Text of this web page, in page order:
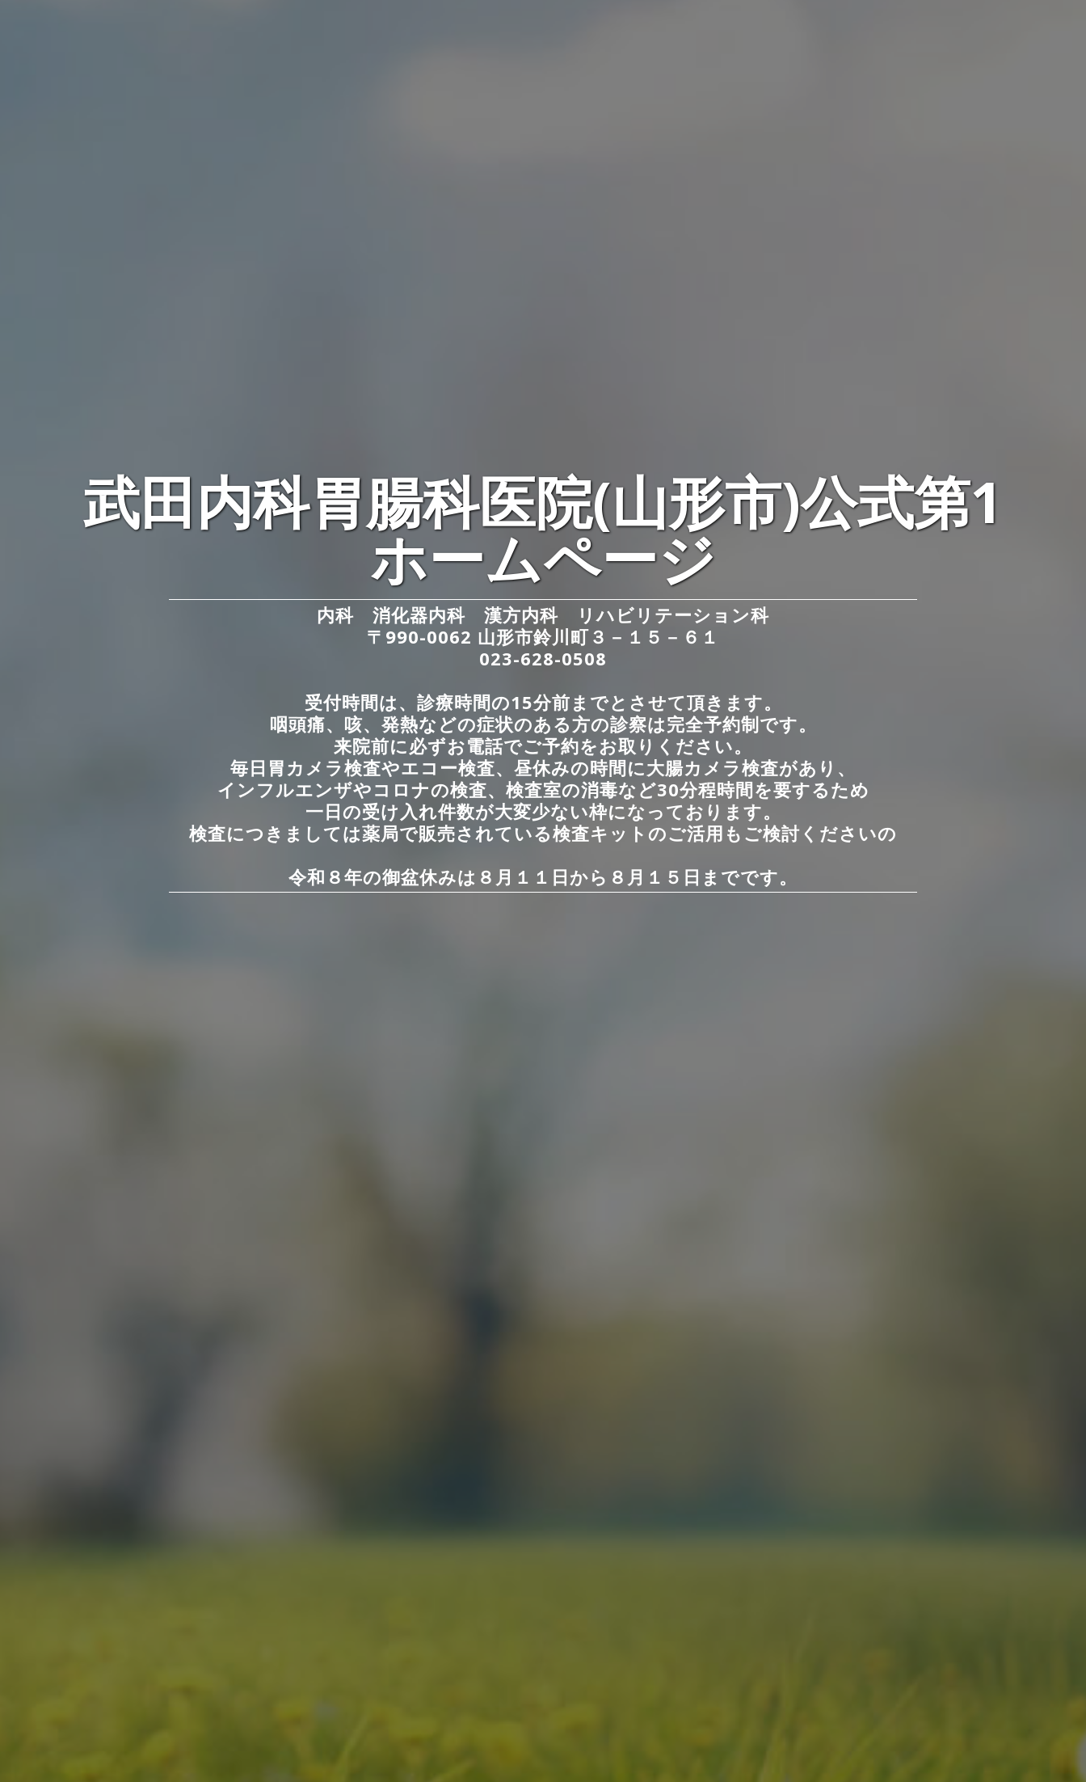
武田内科胃腸科医院(山形市)公式第1
ホームページ
内科 消化器内科 漢方内科 リハビリテーション科
〒990-0062 山形市鈴川町３－１５－６１
023-628-0508
受付時間は、診療時間の15分前までとさせて頂きます。
咽頭痛、咳、発熱などの症状のある方の診察は完全予約制です。
来院前に必ずお電話でご予約をお取りください。
毎日胃カメラ検査やエコー検査、昼休みの時間に大腸カメラ検査があり、
インフルエンザやコロナの検査、検査室の消毒など30分程時間を要するため
一日の受け入れ件数が大変少ない枠になっております。
検査につきましては薬局で販売されている検査キットのご活用もご検討くださいの
令和８年の御盆休みは８月１１日から８月１５日までです。